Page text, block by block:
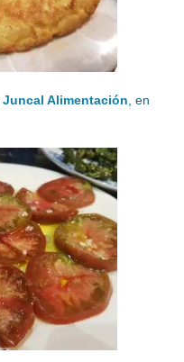
Juncal Alimentación, en